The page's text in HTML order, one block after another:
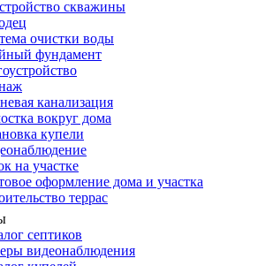
скважины
очистки воды
фундамент
канализация
вокруг дома
купели
на участке
оформление дома и участка
террас
септиков
видеонаблюдения